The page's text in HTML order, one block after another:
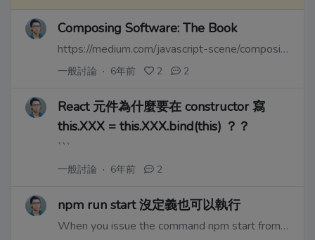
Composing Software: The Book
https://medium.com/javascript-scene/composing-software-the-book-f31c77fc3ddc
一般討論 · 6年前 2 2
React 元件為什麼要在 constructor 寫
this.XXX = this.XXX.bind(this) ？？
```
一般討論 · 6年前 2
npm run start 沒定義也可以執行
When you issue the command npm start from the root directory of your Node JS project, the node will look for a scripts object in your package.json file. If found, it will look for a script with the key start and run the command specified as its value.